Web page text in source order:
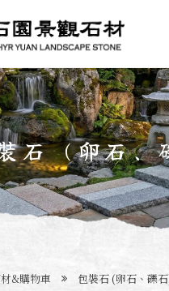
關於石園
石材&購物車
造景實績
石 (卵石
&購物車 包裝石 (卵石、礫